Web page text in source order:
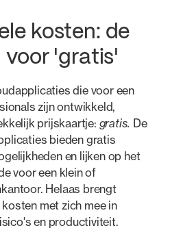
kosten: de
voor 'gratis'
die voor een
zijn ontwikkeld,
prijskaartje: gratis. De
bieden gratis
en lijken op het
voor een klein of
Helaas brengt
met zich mee in
en productiviteit.